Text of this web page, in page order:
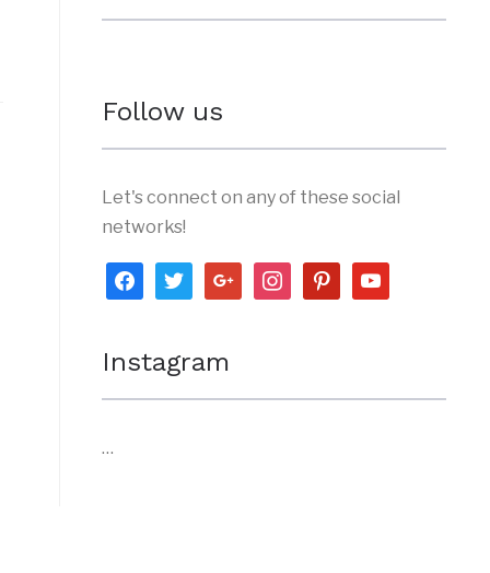
Follow us
Let's connect on any of these social
networks!
facebooktwittergoogle instagrampinterestyoutube
Instagram
…